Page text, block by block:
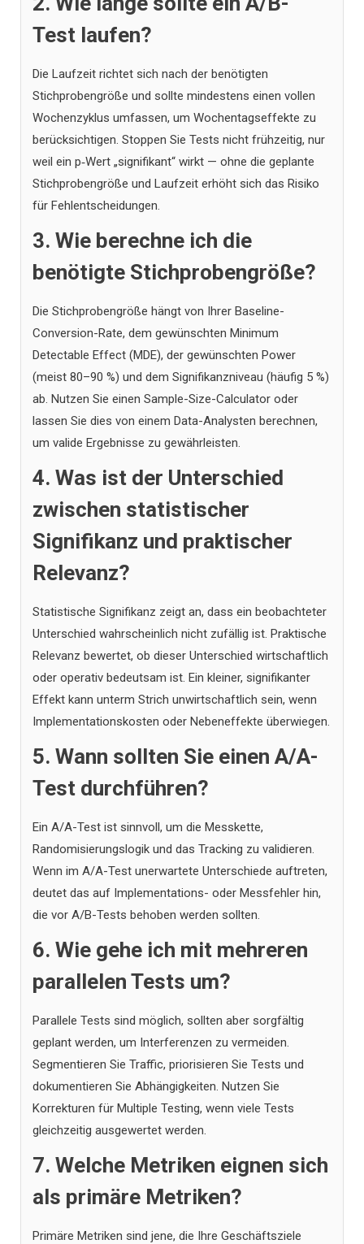
Test laufen?
Die Laufzeit richtet sich nach der benötigten
Stichprobengröße und sollte mindestens einen vollen
Wochenzyklus umfassen, um Wochentagseffekte zu
berücksichtigen. Stoppen Sie Tests nicht frühzeitig, nur
weil ein p‑Wert „signifikant“ wirkt — ohne die geplante
Stichprobengröße und Laufzeit erhöht sich das Risiko
für Fehlentscheidungen.
3. Wie berechne ich die
benötigte Stichprobengröße?
Die Stichprobengröße hängt von Ihrer Baseline-
Conversion-Rate, dem gewünschten Minimum
Detectable Effect (MDE), der gewünschten Power
(meist 80–90 %) und dem Signifikanzniveau (häufig 5 %)
ab. Nutzen Sie einen Sample-Size-Calculator oder
lassen Sie dies von einem Data-Analysten berechnen,
um valide Ergebnisse zu gewährleisten.
4. Was ist der Unterschied
zwischen statistischer
Signifikanz und praktischer
Relevanz?
Statistische Signifikanz zeigt an, dass ein beobachteter
Unterschied wahrscheinlich nicht zufällig ist. Praktische
Relevanz bewertet, ob dieser Unterschied wirtschaftlich
oder operativ bedeutsam ist. Ein kleiner, signifikanter
Effekt kann unterm Strich unwirtschaftlich sein, wenn
Implementationskosten oder Nebeneffekte überwiegen.
5. Wann sollten Sie einen A/A-
Test durchführen?
Ein A/A-Test ist sinnvoll, um die Messkette,
Randomisierungslogik und das Tracking zu validieren.
Wenn im A/A-Test unerwartete Unterschiede auftreten,
deutet das auf Implementations- oder Messfehler hin,
die vor A/B-Tests behoben werden sollten.
6. Wie gehe ich mit mehreren
parallelen Tests um?
Parallele Tests sind möglich, sollten aber sorgfältig
geplant werden, um Interferenzen zu vermeiden.
Segmentieren Sie Traffic, priorisieren Sie Tests und
dokumentieren Sie Abhängigkeiten. Nutzen Sie
Korrekturen für Multiple Testing, wenn viele Tests
gleichzeitig ausgewertet werden.
7. Welche Metriken eignen sich
als primäre Metriken?
Primäre Metriken sind jene, die Ihre Geschäftsziele